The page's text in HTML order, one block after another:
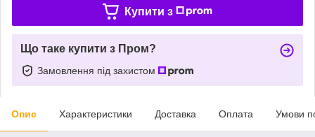
Купити з
Що таке купити з Пром?
Замовлення під захистом
Опис Характеристики Доставка Оплата Умови